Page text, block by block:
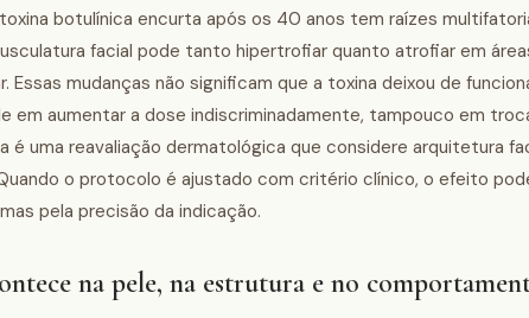
botulínica encurta após os 40 anos tem raízes
facial pode tanto hipertrofiar quanto atrofiar em
Essas mudanças não significam que a toxina deixou de
em aumentar a dose indiscriminadamente, tampouco em
uma reavaliação dermatológica que considere arquitetura
o protocolo é ajustado com critério clínico, o efeito
pela precisão da indicação.
na pele, na estrutura e no